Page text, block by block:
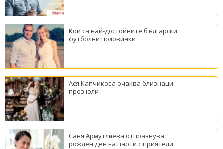
Кои са най-достойните български
футболни половинки
Ася Капчикова очаква близнаци
през юли
Саня Армутлиева отпразнува
рожден ден на парти с приятели